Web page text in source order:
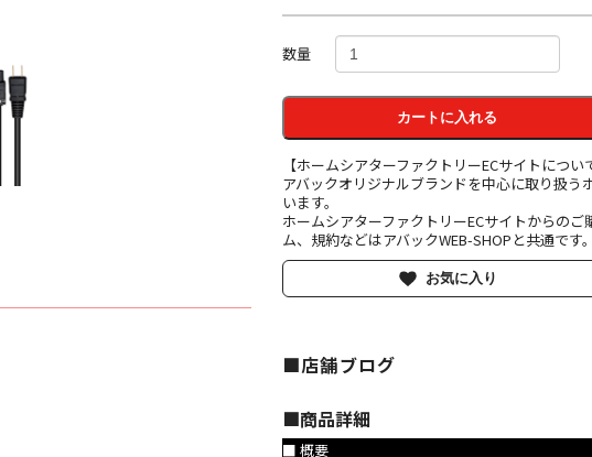
数量
カートに入れる
【ホームシアターファクトリーECサイトについ
アバックオリジナルブランドを中心に取り扱う
います。
ホームシアターファクトリーECサイトからの
ム、規約などはアバックWEB-SHOPと共通です。
お気に入り
■店舗ブログ
■︎商品詳細
■ 概要